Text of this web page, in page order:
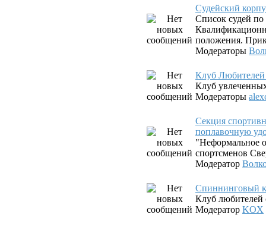
Судейский
Список судей
положения.
Модераторы
Клуб
Клуб
Модераторы
Секция
поплавочную
"Неформальное
спортсменов
Модератор
Спиннинговый
Клуб любителей
Модератор KOX